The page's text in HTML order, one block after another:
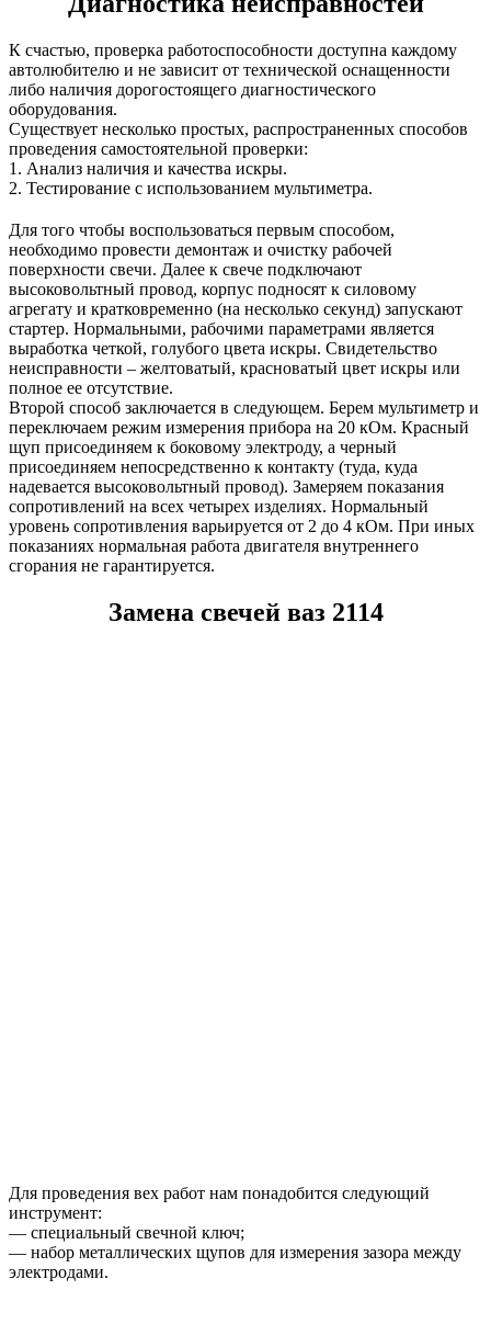
К счастью, проверка работоспособности доступна каждому
автолюбителю и не зависит от технической оснащенности
либо наличия дорогостоящего диагностического
оборудования.
Существует несколько простых, распространенных способов
проведения самостоятельной проверки:
1. Анализ наличия и качества искры.
2. Тестирование с использованием мультиметра.
Для того чтобы воспользоваться первым способом,
необходимо провести демонтаж и очистку рабочей
поверхности свечи. Далее к свече подключают
высоковольтный провод, корпус подносят к силовому
агрегату и кратковременно (на несколько секунд) запускают
стартер. Нормальными, рабочими параметрами является
выработка четкой, голубого цвета искры. Свидетельство
неисправности – желтоватый, красноватый цвет искры или
полное ее отсутствие.
Второй способ заключается в следующем. Берем мультиметр и
переключаем режим измерения прибора на 20 кОм. Красный
щуп присоединяем к боковому электроду, а черный
присоединяем непосредственно к контакту (туда, куда
надевается высоковольтный провод). Замеряем показания
сопротивлений на всех четырех изделиях. Нормальный
уровень сопротивления варьируется от 2 до 4 кОм. При иных
показаниях нормальная работа двигателя внутреннего
сгорания не гарантируется.
Замена свечей ваз 2114
Для проведения вех работ нам понадобится следующий
инструмент:
— специальный свечной ключ;
— набор металлических щупов для измерения зазора между
электродами.